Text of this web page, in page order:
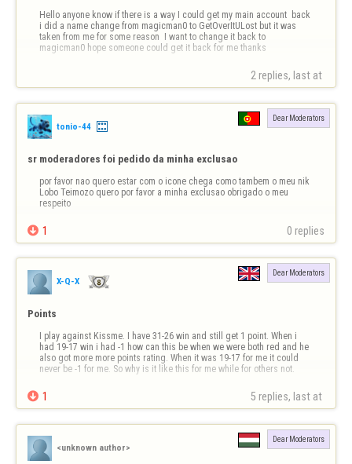
Hello anyone know if there is a way I could get my main account  back
i did a name change from magicman0 to GetOverItULost but it was
taken from me for some reason  I want to change it back to
magicman0 hope someone could get it back for me thanks
2 replies, last at
tonio-44
Dear Moderators
sr moderadores foi pedido da minha exclusao
por favor nao quero estar com o icone chega como tambem o meu nik
Lobo Teimozo quero por favor a minha exclusao obrigado o meu
respeito
 1 0 replies
X-Q-X
Dear Moderators
Points
I play against Kissme. I have 31-26 win and still get 1 point. When i
had 19-17 win i had -1 how can this be when we were both red and he
also got more more points rating. When it was 19-17 for me it could
never be -1 for me. So why is it like this for me while for others not.
 1 5 replies, last at
<unknown author>
Dear Moderators